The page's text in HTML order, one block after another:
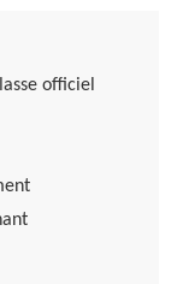
officiel